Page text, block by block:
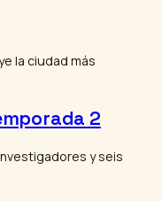
la ciudad más
2
y seis